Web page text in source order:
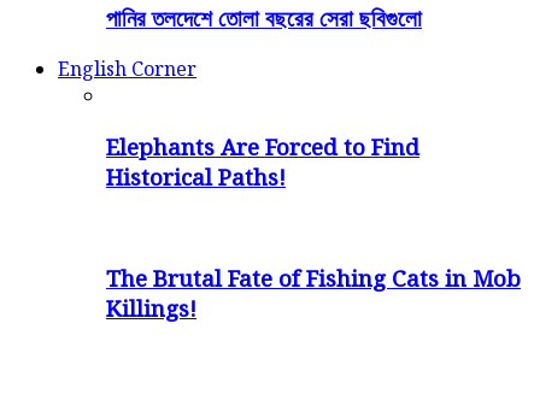
পানির তলদেশে তোলা বছরের সেরা ছবিগুলো
English Corner
Elephants Are Forced to Find
Historical Paths!
The Brutal Fate of Fishing Cats in Mob
Killings!